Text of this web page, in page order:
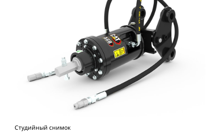
Студийный снимок